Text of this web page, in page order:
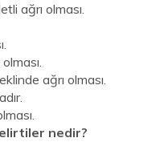
ağrı olması.
ağrı olması.
nedir?